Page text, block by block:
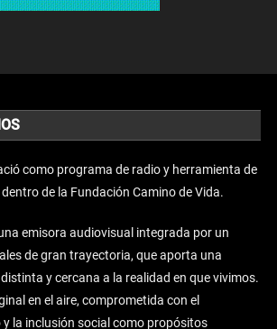
como programa de radio y herramienta de
de la Fundación Camino de Vida.
emisora audiovisual integrada por un
de gran trayectoria, que aporta una
y cercana a la realidad en que vivimos.
en el aire, comprometida con el
la inclusión social como propósitos